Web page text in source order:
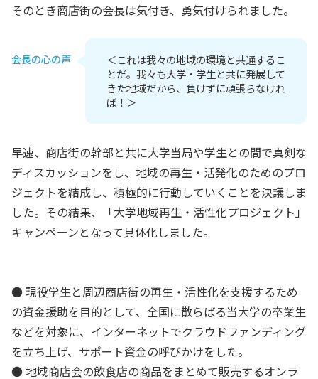
そのとき商店街の会長は気付き、勇気付けられました。
会長の心の声
＜これは我々の地域の環境と共通するこ
とだ。我々も大学・学生と共に発展して
きた地域だから、負けずに頑張らなけれ
ば！＞
早速、商店街の幹部と共に大学当局や学生との間で真剣な
ディスカッションをし、地域の再生・活発化のためのプロ
ジェクトを結成し、積極的に行動していくことを決議しま
した。その結果、「大学地域再生・活性化プロジェクト」
キャンペーンとなって具体化しました。
● 現役学生と周辺商店街の再生・活性化を支援するため
の資金援助を目的として、全国に散らばる当大学の卒業生
などを対象に、インターネットでクラウドファンディング
を立ち上げ、サポート資金の呼びかけをした。
● 地域商店会の飲食店の商品をまとめて販売するオンラ